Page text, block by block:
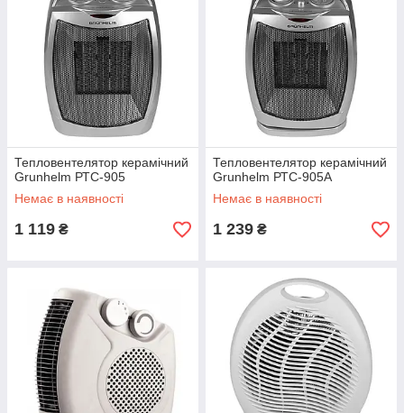
Тепловентелятор керамічний
Grunhelm РТС-905
Немає в наявності
1 119 ₴
Тепловентелятор керамічний
Grunhelm РТС-905A
Немає в наявності
1 239 ₴